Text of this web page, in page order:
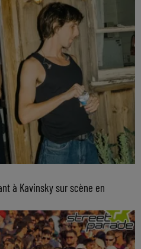
à Kavinsky sur scène en